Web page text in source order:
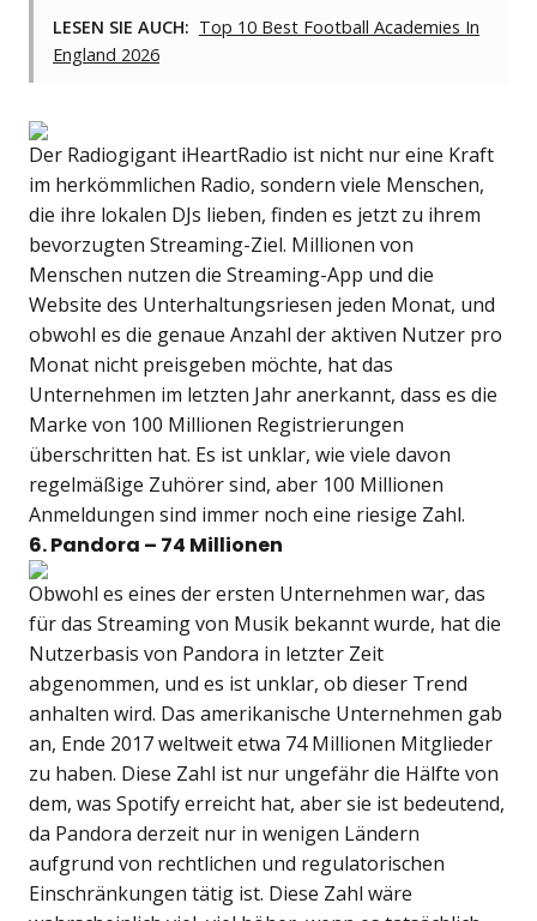
LESEN SIE AUCH: Top 10 Best Football Academies In
England 2026
Der Radiogigant iHeartRadio ist nicht nur eine Kraft
im herkömmlichen Radio, sondern viele Menschen,
die ihre lokalen DJs lieben, finden es jetzt zu ihrem
bevorzugten Streaming-Ziel. Millionen von
Menschen nutzen die Streaming-App und die
Website des Unterhaltungsriesen jeden Monat, und
obwohl es die genaue Anzahl der aktiven Nutzer pro
Monat nicht preisgeben möchte, hat das
Unternehmen im letzten Jahr anerkannt, dass es die
Marke von 100 Millionen Registrierungen
überschritten hat. Es ist unklar, wie viele davon
regelmäßige Zuhörer sind, aber 100 Millionen
Anmeldungen sind immer noch eine riesige Zahl.
6. Pandora – 74 Millionen
Obwohl es eines der ersten Unternehmen war, das
für das Streaming von Musik bekannt wurde, hat die
Nutzerbasis von Pandora in letzter Zeit
abgenommen, und es ist unklar, ob dieser Trend
anhalten wird. Das amerikanische Unternehmen gab
an, Ende 2017 weltweit etwa 74 Millionen Mitglieder
zu haben. Diese Zahl ist nur ungefähr die Hälfte von
dem, was Spotify erreicht hat, aber sie ist bedeutend,
da Pandora derzeit nur in wenigen Ländern
aufgrund von rechtlichen und regulatorischen
Einschränkungen tätig ist. Diese Zahl wäre